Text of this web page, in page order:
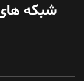
شبکه های